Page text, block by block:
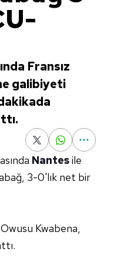
Fransız
galibiyeti
Nantesile
3-0'lık net bir
Kwabena,